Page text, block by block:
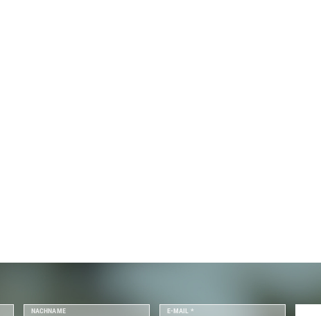
NACHNAME E-MAIL *